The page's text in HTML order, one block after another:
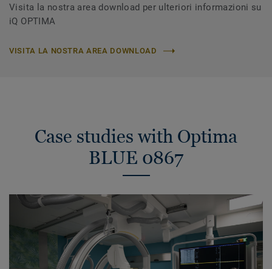
Visita la nostra area download per ulteriori informazioni su
iQ OPTIMA
VISITA LA NOSTRA AREA DOWNLOAD
Case studies with Optima
BLUE 0867